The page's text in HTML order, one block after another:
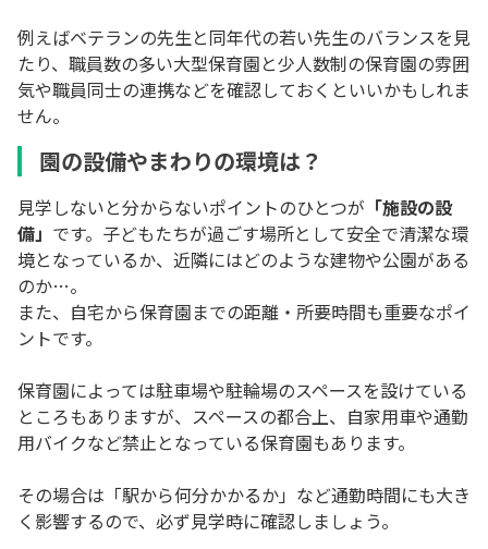
例えばベテランの先生と同年代の若い先生のバランスを見
たり、職員数の多い大型保育園と少人数制の保育園の雰囲
気や職員同士の連携などを確認しておくといいかもしれま
せん。
園の設備やまわりの環境は？
見学しないと分からないポイントのひとつが 「施設の設
備」 です。子どもたちが過ごす場所として安全で清潔な環
境となっているか、近隣にはどのような建物や公園がある
のか…。
また、自宅から保育園までの距離・所要時間も重要なポイ
ントです。
保育園によっては駐車場や駐輪場のスペースを設けている
ところもありますが、スペースの都合上、自家用車や通勤
用バイクなど禁止となっている保育園もあります。
その場合は「駅から何分かかるか」など通勤時間にも大き
く影響するので、必ず見学時に確認しましょう。